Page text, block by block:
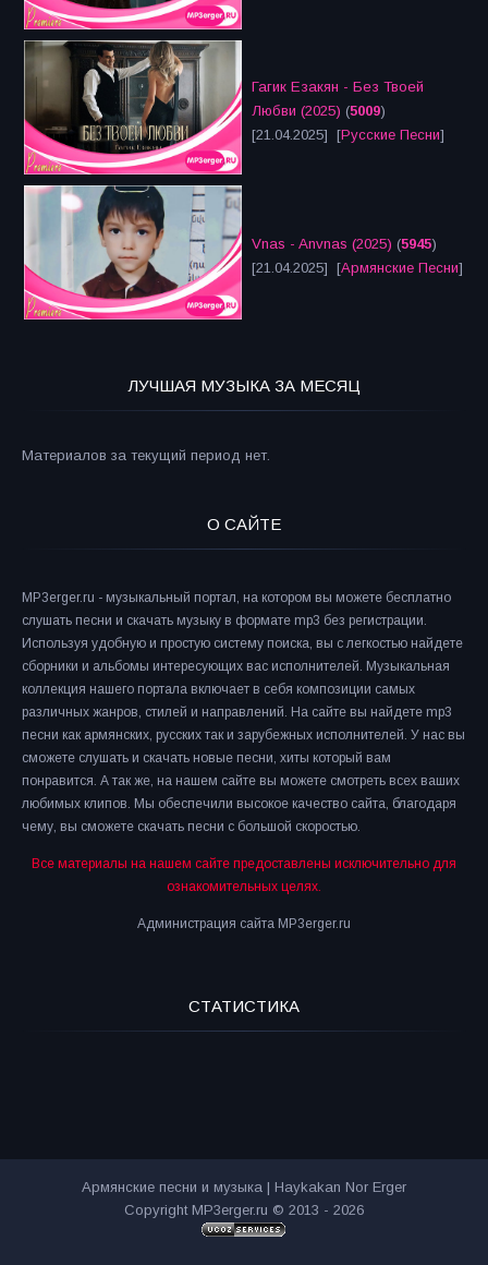
Гагик Езакян - Без Твоей
Любви (2025) (5009)
[21.04.2025] [Русские Песни]
Vnas - Anvnas (2025) (5945)
[21.04.2025] [Армянские Песни]
ЛУЧШАЯ МУЗЫКА ЗА МЕСЯЦ
Материалов за текущий период нет.
О САЙТЕ
MP3erger.ru - музыкальный портал, на котором вы можете бесплатно
слушать песни и скачать музыку в формате mp3 без регистрации.
Используя удобную и простую систему поиска, вы с легкостью найдете
сборники и альбомы интересующих вас исполнителей. Музыкальная
коллекция нашего портала включает в себя композиции самых
различных жанров, стилей и направлений. На сайте вы найдете mp3
песни как армянских, русских так и зарубежных исполнителей. У нас вы
сможете слушать и скачать новые песни, хиты который вам
понравится. А так же, на нашем сайте вы можете смотреть всех ваших
любимых клипов. Мы обеспечили высокое качество сайта, благодаря
чему, вы сможете скачать песни с большой скоростью.
Все материалы на нашем сайте предоставлены исключительно для
ознакомительных целях.
Администрация сайта MP3erger.ru
СТАТИСТИКА
Армянские песни и музыка | Haykakan Nor Erger
Copyright MP3erger.ru © 2013 - 2026